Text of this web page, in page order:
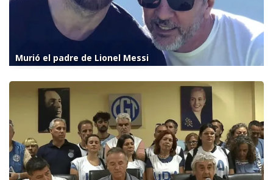
Murió el padre de Lionel Messi